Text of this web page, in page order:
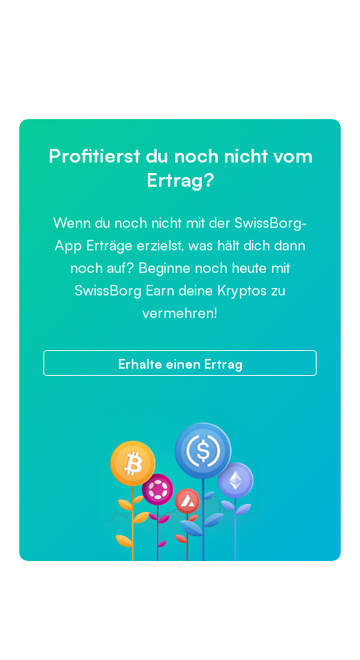
Profitierst du noch nicht vom
Ertrag?
Wenn du noch nicht mit der SwissBorg-
App Erträge erzielst, was hält dich dann
noch auf? Beginne noch heute mit
SwissBorg Earn deine Kryptos zu
vermehren!
Erhalte einen Ertrag